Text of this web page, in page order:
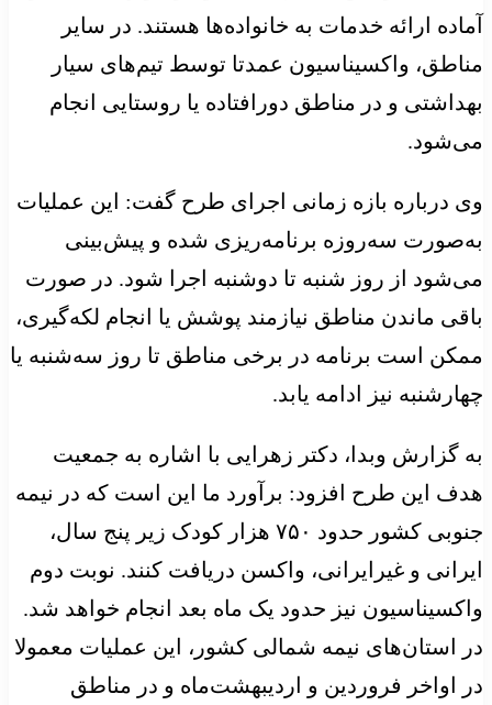
آماده ارائه خدمات به خانواده‌ها هستند. در سایر
مناطق، واکسیناسیون عمدتا توسط تیم‌های سیار
بهداشتی و در مناطق دورافتاده یا روستایی انجام
می‌شود.
وی درباره بازه زمانی اجرای طرح گفت: این عملیات
به‌صورت سه‌روزه برنامه‌ریزی شده و پیش‌بینی
می‌شود از روز شنبه تا دوشنبه اجرا شود. در صورت
باقی ماندن مناطق نیازمند پوشش یا انجام لکه‌گیری،
ممکن است برنامه در برخی مناطق تا روز سه‌شنبه یا
چهارشنبه نیز ادامه یابد.
به گزارش وبدا، دکتر زهرایی با اشاره به جمعیت
هدف این طرح افزود: برآورد ما این است که در نیمه
جنوبی کشور حدود ۷۵۰ هزار کودک زیر پنج سال،
ایرانی و غیرایرانی، واکسن دریافت کنند. نوبت دوم
واکسیناسیون نیز حدود یک ماه بعد انجام خواهد شد.
در استان‌های نیمه شمالی کشور، این عملیات معمولا
در اواخر فروردین و اردیبهشت‌ماه و در مناطق